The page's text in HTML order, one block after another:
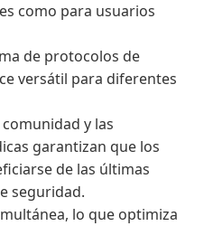
como para usuarios
de protocolos de
versátil para diferentes
y las
garantizan que los
de las últimas
seguridad.
lo que optimiza